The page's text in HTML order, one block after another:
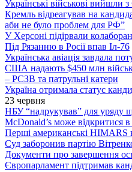
Українські військові вийшли
Кремль відреагував на
аби не було проблем для РФ”
У Херсоні підірвали
Під Рязанню в Росії впав Іл-76
Українська авіація завдала
США надають $450 млн
– РСЗВ та патрульні катери
Україна отримала статус
23 червня
НБУ “надрукував” для уряду
McDonald’s може відкритися в
Перші американські HIMARS
Суд заборонив партію
Документи про завершення
Європарламент підтримав